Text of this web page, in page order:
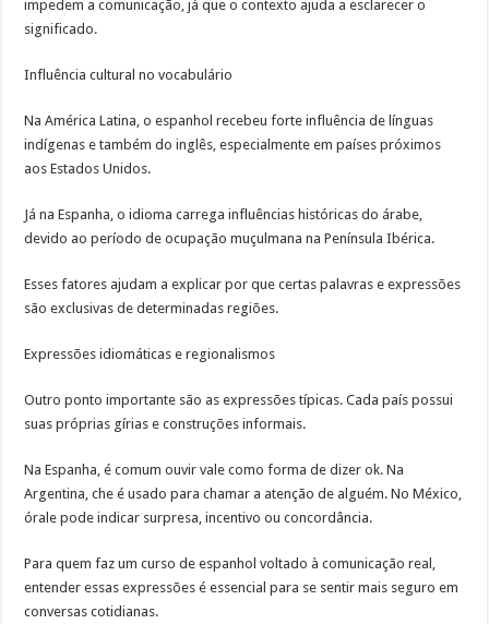
impedem a comunicação, já que o contexto ajuda a esclarecer o
significado.
Influência cultural no vocabulário
Na América Latina, o espanhol recebeu forte influência de línguas
indígenas e também do inglês, especialmente em países próximos
aos Estados Unidos.
Já na Espanha, o idioma carrega influências históricas do árabe,
devido ao período de ocupação muçulmana na Península Ibérica.
Esses fatores ajudam a explicar por que certas palavras e expressões
são exclusivas de determinadas regiões.
Expressões idiomáticas e regionalismos
Outro ponto importante são as expressões típicas. Cada país possui
suas próprias gírias e construções informais.
Na Espanha, é comum ouvir vale como forma de dizer ok. Na
Argentina, che é usado para chamar a atenção de alguém. No México,
órale pode indicar surpresa, incentivo ou concordância.
Para quem faz um curso de espanhol voltado à comunicação real,
entender essas expressões é essencial para se sentir mais seguro em
conversas cotidianas.